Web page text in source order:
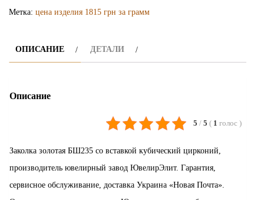
Метка: цена изделия 1815 грн за грамм
ОПИСАНИЕ ДЕТАЛИ
Описание
5 / 5 ( 1 голос )
Заколка золотая БШ235 со вставкой кубический цирконий,
производитель ювелирный завод ЮвелирЭлит. Гарантия,
сервисное обслуживание, доставка Украина «Новая Почта».